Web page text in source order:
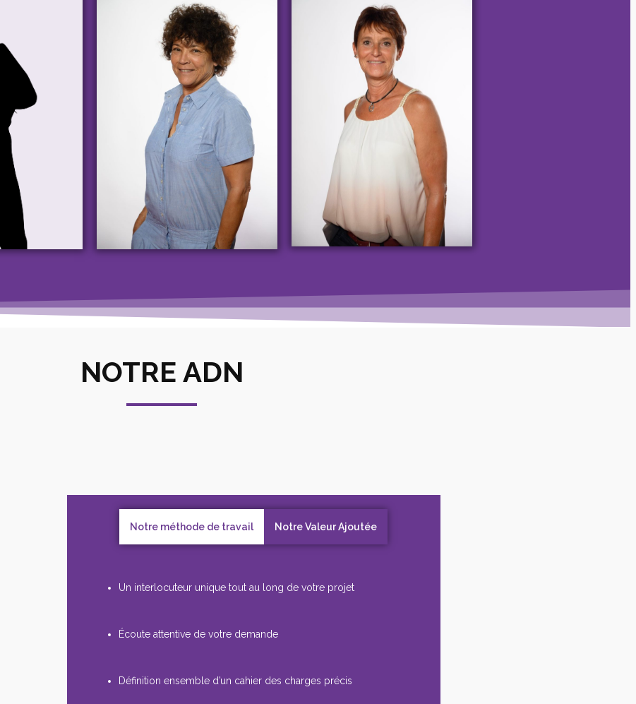
NOTRE ADN
Notre méthode de travail Notre Valeur Ajoutée
Un interlocuteur unique tout au long de votre projet
Écoute attentive de votre demande
Définition ensemble d’un cahier des charges précis